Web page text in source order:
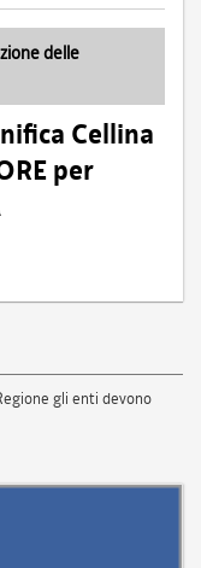
delle
Cellina
per
gli enti devono